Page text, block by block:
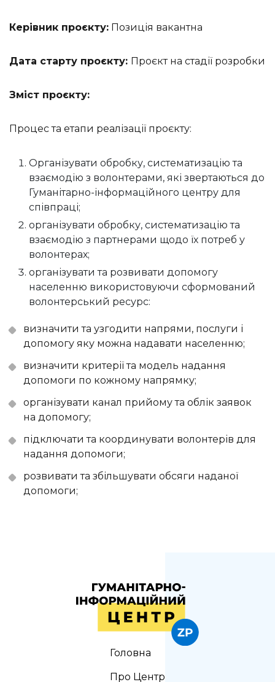
Керівник проєкту: Позиція вакантна
Дата старту проєкту: Проєкт на стадії розробки
Зміст проєкту:
Процес та етапи реалізації проєкту:
Організувати обробку, систематизацію та
взаємодію з волонтерами, які звертаються до
Гуманітарно-інформаційного центру для
співпраці;
організувати обробку, систематизацію та
взаємодію з партнерами щодо їх потреб у
волонтерах;
організувати та розвивати допомогу
населенню використовуючи сформований
волонтерський ресурс:
визначити та узгодити напрями, послуги і
допомогу яку можна надавати населенню;
визначити критерії та модель надання
допомоги по кожному напрямку;
організувати канал прийому та облік заявок
на допомогу;
підключати та координувати волонтерів для
надання допомоги;
розвивати та збільшувати обсяги наданої
допомоги;
Головна
Про Центр